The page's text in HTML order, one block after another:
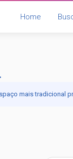
Home
mais tradicional